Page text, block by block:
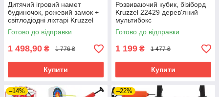
Дитячий ігровий намет
будиночок, рожевий замок +
світлодіодні ліхтарі Kruzzel
22653 130 х 100 х 115 см
Готово до відправки
1 498,90 ₴ 1 776 ₴
Купити
Розвиваючий кубик, бізіборд
Kruzzel 22429 дерев'яний
мультибокс
Готово до відправки
1 199 ₴ 1 477 ₴
Купити
–14% –22%